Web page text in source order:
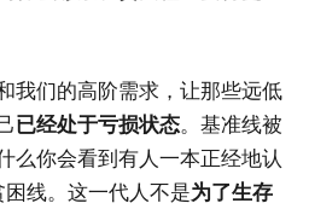
我们的高阶需求，让那些远低
已经处于亏损状态。基准线被
么你会看到有人一本正经地认
线。这一代人不是为了生存